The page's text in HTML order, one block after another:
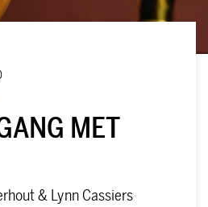
MET
& Lynn Cassiers